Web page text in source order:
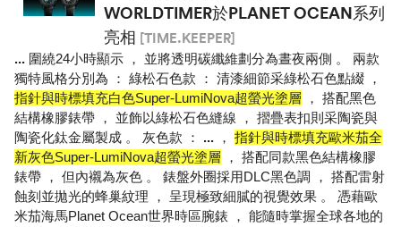
WORLDTIMER於PLANET OCEAN系列
亮相 [TIME.KEEPER]
... 圍繞24小時顯示 ， 並將透明碳纖維劃分為晝夜兩側 。 兩款
獨特風格分別為 ： 綠松石色款 ： 清漆細節采綠松石色點綴 ，
指針與時標填充白色Super-LumiNova超螢光塗層 ， 搭配黑色
結構橡膠錶帶 ， 並飾以綠松石色縫線 ， 摺疊表扣則采陶瓷與
陶瓷化鈦金屬製成 。 灰色款 ： ... ， 指針與時標填充歐米茄全
新灰色Super-LumiNova超螢光塗層 ， 搭配同款黑色結構橡膠
錶帶 ， 但內襯為灰色 。 錶盤外圈採用DLC黑色調 ， 搭配雷射
蝕刻並拋光的蜂巢紋理 ， 呈現極致細膩的視覺效果 。 憑藉歐
米茄海馬Planet Ocean世界時區腕錶 ， 能隨時掌握全球各地的